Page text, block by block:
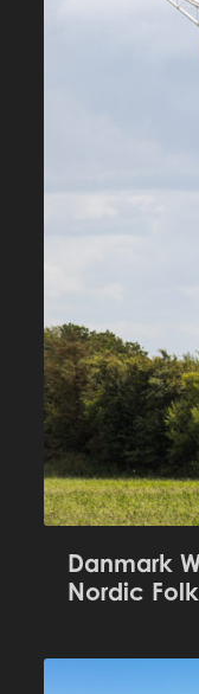
Danmark
Nordic